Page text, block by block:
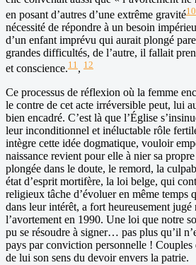
en posant d’autres d’une extrême gravité10
nécessité de répondre à un besoin
d’un enfant imprévu qui aurait plongé
grandes difficultés, de l’autre, il fallait
et conscience.11, 12
Ce processus de réflexion où la femme
le contre de cet acte irréversible peut, lui
bien encadré. C’est là que l’Église
leur inconditionnel et inéluctable rôle
intègre cette idée dogmatique, vouloir
naissance revient pour elle à nier sa
plongée dans le doute, le remord, la
état d’esprit mortifère, la loi belge, qui
religieux tâche d’évoluer en même temps
dans leur intérêt, a fort heureusement jugé
l’avortement en 1990. Une loi que notre
pu se résoudre à signer… pas plus qu’il
pays par conviction personnelle !
de lui son sens du devoir envers la patrie.